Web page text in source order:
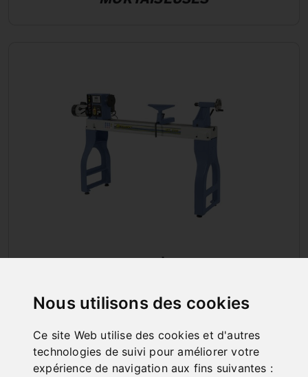
Nous utilisons des cookies
Ce site Web utilise des cookies et d'autres
technologies de suivi pour améliorer votre
expérience de navigation aux fins suivantes :